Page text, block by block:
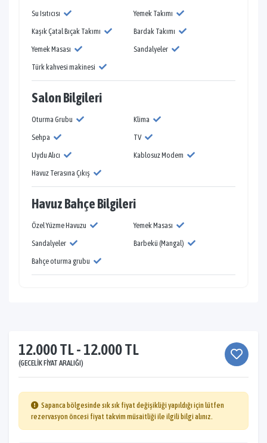
Su Isıtıcısı
Yemek Takımı
Kaşık Çatal Bıçak Takımı
Bardak Takımı
Yemek Masası
Sandalyeler
Türk kahvesi makinesi
Salon Bilgileri
Oturma Grubu
Klima
Sehpa
TV
Uydu Alıcı
Kablosuz Modem
Havuz Terasına Çıkış
Havuz Bahçe Bilgileri
Özel Yüzme Havuzu
Yemek Masası
Sandalyeler
Barbekü (Mangal)
Bahçe oturma grubu
12.000 TL - 12.000 TL
(GECELIK FIYAT ARALIĞI)
Sapanca bölgesinde sık sık fiyat değişikliği yapıldığı için lütfen
rezervasyon öncesi fiyat takvim müsaitliği ile ilgili bilgi alınız.